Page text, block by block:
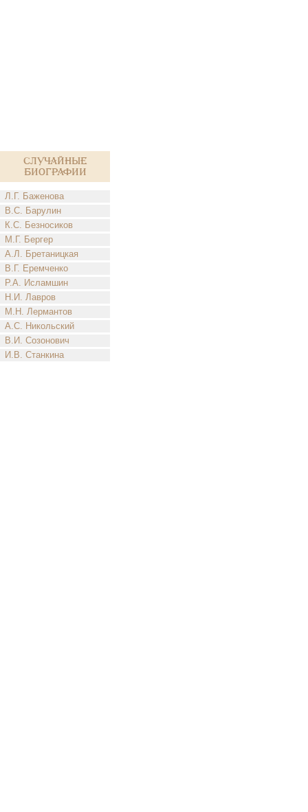
Случайные
биографии
Л.Г. Баженова
В.С. Барулин
К.С. Безносиков
М.Г. Бергер
А.Л. Бретаницкая
В.Г. Еремченко
Р.А. Исламшин
Н.И. Лавров
М.Н. Лермантов
А.С. Никольский
В.И. Созонович
И.В. Станкина